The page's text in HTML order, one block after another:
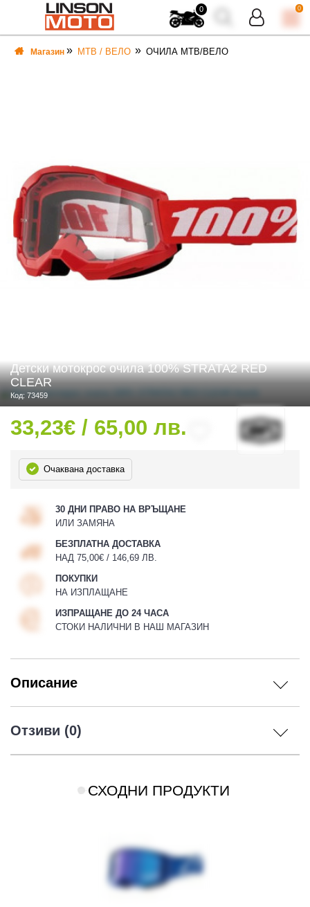
0 0
Магазин MTB / ВЕЛО ОЧИЛА MTB/ВЕЛО
Детски мотокрос очила 100% STRATA2 RED
CLEAR
Код: 73459
33,23€ / 65,00 лв.
Очаквана доставка
30 ДНИ ПРАВО НА ВРЪЩАНЕ
ИЛИ ЗАМЯНА
БЕЗПЛАТНА ДОСТАВКА
НАД 75,00€ / 146,69 ЛВ.
ПОКУПКИ
НА ИЗПЛАЩАНЕ
ИЗПРАЩАНЕ ДО 24 ЧАСА
СТОКИ НАЛИЧНИ В НАШ МАГАЗИН
Описание
Отзиви (0)
СХОДНИ ПРОДУКТИ